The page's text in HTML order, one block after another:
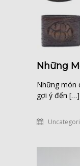
Những
Những món
gợi ý đến […]